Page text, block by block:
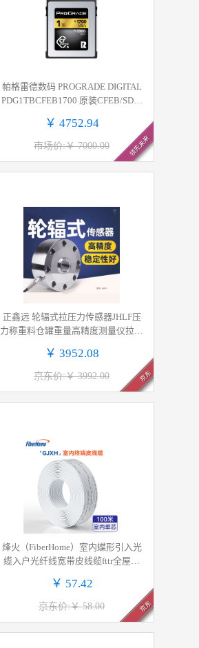
帕格雷德数码 PROGRADE DIGITAL
PDG1TBCFEB1700 原装CFEB/SD读
0M/S 1TB 计价单位:个
￥ 4752.94
市场价:￥ 7000.00 领先未来
正鑫远 轮辐式拉压力传感器JHLF压
力称重料仓罐重量高精度测量仪拉压
￥ 3952.08
京东价:￥ 3992.00 京东
烽火（FiberHome）室内蝶形引入光
缆入户光纤线宽带皮线缆fttr全屋组
￥ 57.42
京东价:￥ 58.00 京东